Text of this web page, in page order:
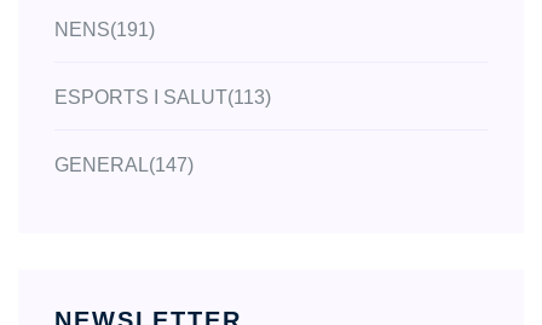
NENS(191)
ESPORTS I SALUT(113)
GENERAL(147)
NEWSLETTER